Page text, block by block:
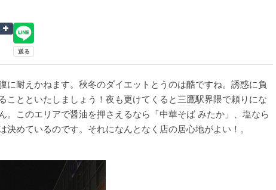
に耐えかねます。秋冬のダイエットとうのは酷ですね。誘惑に負
ことといたしましょう！夜も更けてくると 三鷹駅界隈で頼りにな
。このエリアで醤油を押さえるなら「中華そば みたか」、塩なら
決めているのです。それになんとなく店の居心地がよい！。